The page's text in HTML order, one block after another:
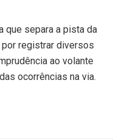
que separa a pista da
registrar diversos
ao volante
ocorrências na via.